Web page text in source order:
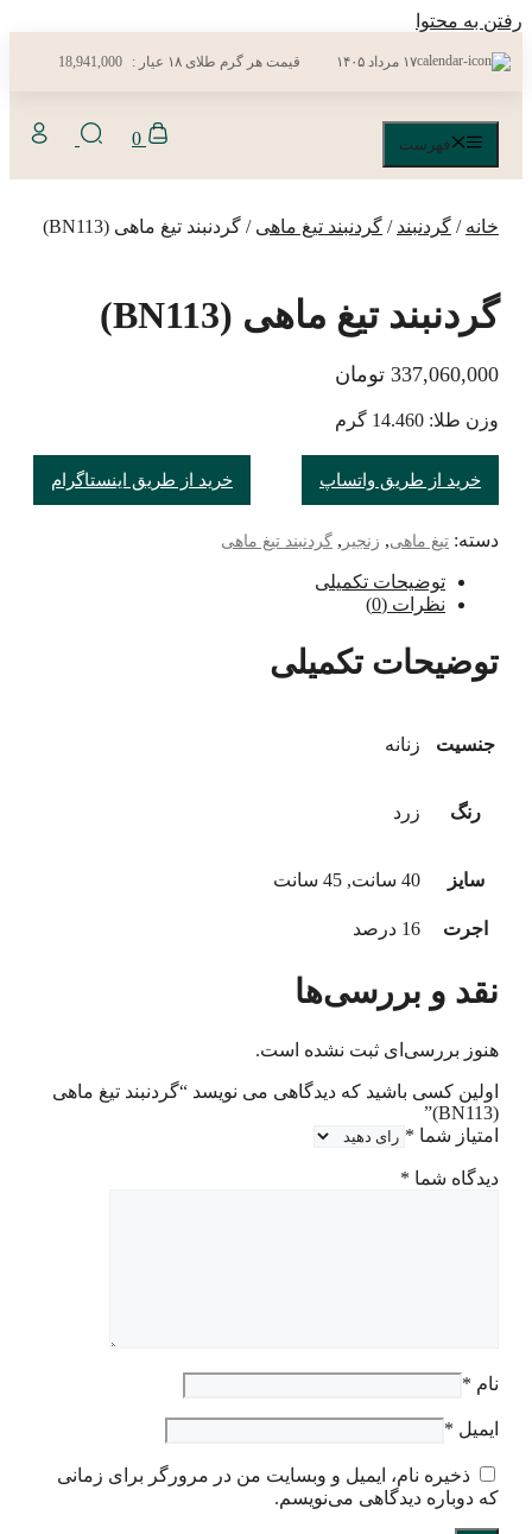
رفتن به محتوا
۱۷ مرداد ۱۴۰۵ قیمت هر گرم طلای ۱۸ عیار : 18,941,000
0 فهرست
خانه / گردنبند / گردنبند تیغ ماهی / گردنبند تیغ ماهی (BN113)
گردنبند تیغ ماهی (BN113)
337,060,000 تومان
وزن طلا: 14.460 گرم
خرید از طریق واتساپ خرید از طریق اینستاگرام
دسته: تیغ ماهی, زنجیر , گردنبند تیغ ماهی
توضیحات تکمیلی
نظرات (0)
توضیحات تکمیلی
جنسیت زنانه
رنگ زرد
سایز 40 سانت, 45 سانت
اجرت 16 درصد
نقد و بررسی‌ها
هنوز بررسی‌ای ثبت نشده است.
اولین کسی باشید که دیدگاهی می نویسد “گردنبند تیغ ماهی
(BN113)”
امتیاز شما *
دیدگاه شما *
نام *
ایمیل *
ذخیره نام، ایمیل و وبسایت من در مرورگر برای زمانی
که دوباره دیدگاهی می‌نویسم.